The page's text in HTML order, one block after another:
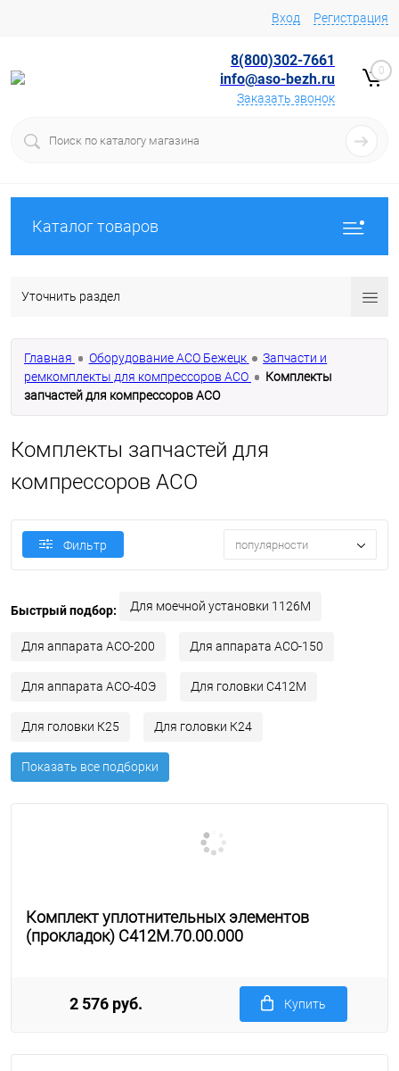
Вход Регистрация
8(800)302-7661
info@aso-bezh.ru
Заказать звонок
0
Каталог товаров
Уточнить раздел
Главная Оборудование АСО Бежецк
Запчасти и
ремкомплекты для компрессоров АСО
Комплекты
запчастей для компрессоров АСО
Комплекты запчастей для
компрессоров АСО
Фильтр популярности
Быстрый подбор: Для моечной установки 1126М
Для аппарата АСО-200 Для аппарата АСО-150
Для аппарата АСО-40Э Для головки С412М
Для головки К25 Для головки К24
Показать все подборки
Комплект уплотнительных элементов
(прокладок) С412М.70.00.000
2 576 руб. Купить